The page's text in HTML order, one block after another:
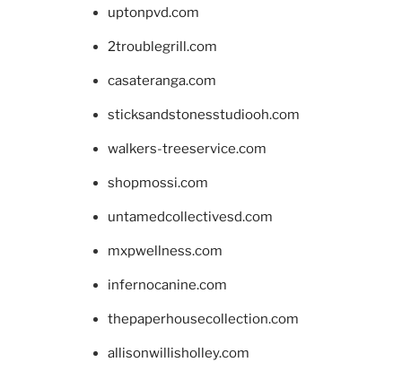
uptonpvd.com
2troublegrill.com
casateranga.com
sticksandstonesstudiooh.com
walkers-treeservice.com
shopmossi.com
untamedcollectivesd.com
mxpwellness.com
infernocanine.com
thepaperhousecollection.com
allisonwillisholley.com